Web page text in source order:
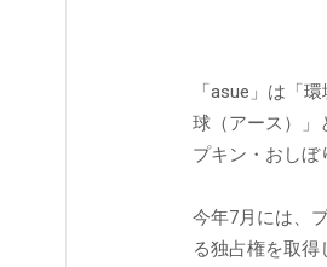
「asue」は「
球（アース）」
プキン・おし
今年7月には、
る独占権を取